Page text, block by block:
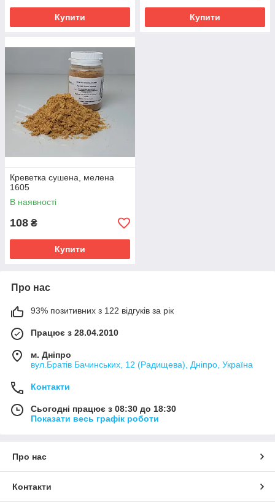
Купити Купити
Креветка сушена, мелена
1605
В наявності
108 ₴
Купити
Про нас
93% позитивних з 122 відгуків за рік
Працює з 28.04.2010
м. Дніпро
вул.Братів Бачинських, 12 (Радищева), Дніпро, Україна
Контакти
Сьогодні працює з 08:30 до 18:30
Показати весь графік роботи
Про нас
Контакти